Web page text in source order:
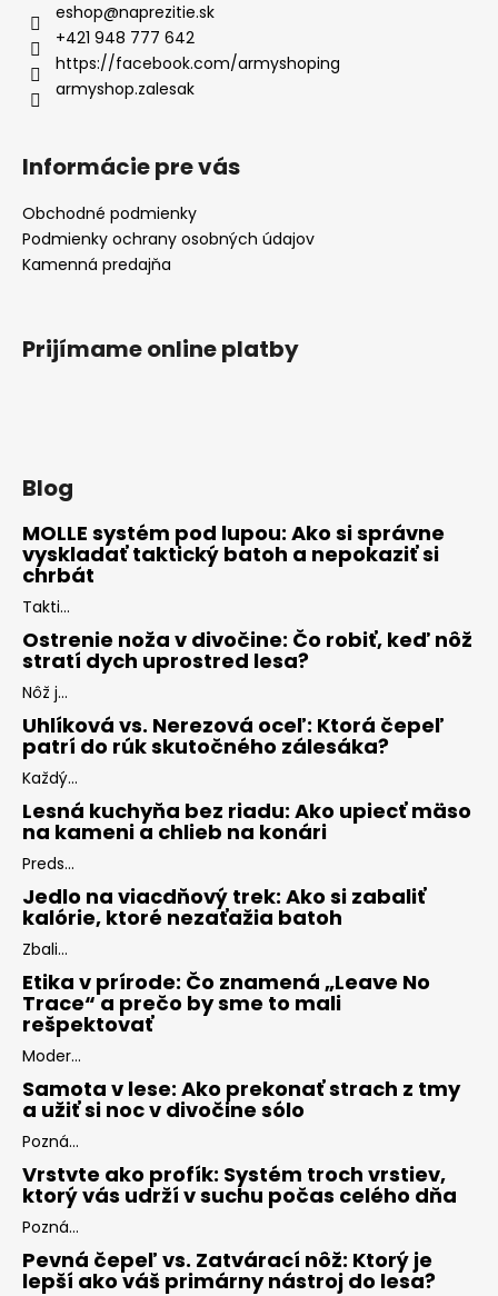
eshop@naprezitie.sk
+421 948 777 642
https://facebook.com/armyshoping
armyshop.zalesak
Informácie pre vás
Obchodné podmienky
Podmienky ochrany osobných údajov
Kamenná predajňa
Prijímame online platby
Blog
MOLLE systém pod lupou: Ako si správne
vyskladať taktický batoh a nepokaziť si
chrbát
Takti...
Ostrenie noža v divočine: Čo robiť, keď nôž
stratí dych uprostred lesa?
Nôž j...
Uhlíková vs. Nerezová oceľ: Ktorá čepeľ
patrí do rúk skutočného zálesáka?
Každý...
Lesná kuchyňa bez riadu: Ako upiecť mäso
na kameni a chlieb na konári
Preds...
Jedlo na viacdňový trek: Ako si zabaliť
kalórie, ktoré nezaťažia batoh
Zbali...
Etika v prírode: Čo znamená „Leave No
Trace“ a prečo by sme to mali
rešpektovať
Moder...
Samota v lese: Ako prekonať strach z tmy
a užiť si noc v divočine sólo
Pozná...
Vrstvte ako profík: Systém troch vrstiev,
ktorý vás udrží v suchu počas celého dňa
Pozná...
Pevná čepeľ vs. Zatvárací nôž: Ktorý je
lepší ako váš primárny nástroj do lesa?